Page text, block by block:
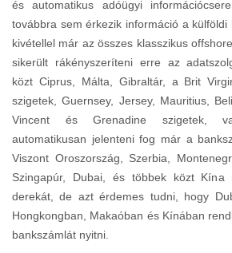
és automatikus adóügyi
továbbra sem érkezik információ a
kivétellel már az összes klasszikus
sikerült rákényszeríteni erre az
közt Ciprus, Málta, Gibraltár, a Brit
szigetek, Guernsey, Jersey, Mauritius,
Vincent és Grenadine szigetek,
automatikusan jelenteni fog már a
Viszont Oroszország, Szerbia,
Szingapúr, Dubai, és többek közt
derekát, de azt érdemes tudni, hogy
Hongkongban, Makaóban és Kínában
bankszámlát nyitni.